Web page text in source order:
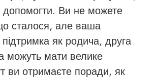
Ви не можете
сталося, але ваша
підтримка як родича, друга
можуть мати велике
ви отримаєте поради, як